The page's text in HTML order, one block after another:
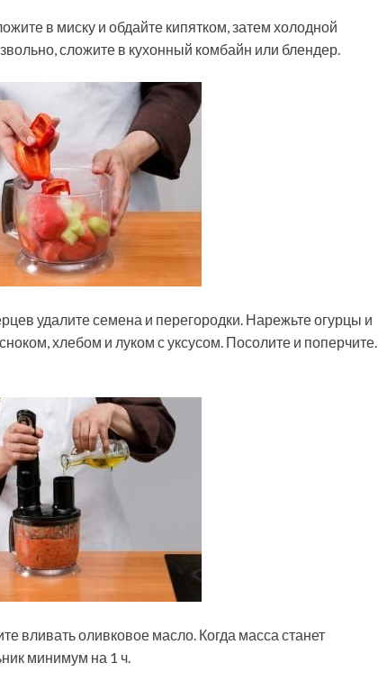
в миску и обдайте кипятком, затем холодной
сложите в кухонный комбайн или блендер.
удалите семена и перегородки. Нарежьте огурцы и
хлебом и луком с уксусом. Посолите и поперчите.
вливать оливковое масло. Когда масса станет
минимум на 1 ч.